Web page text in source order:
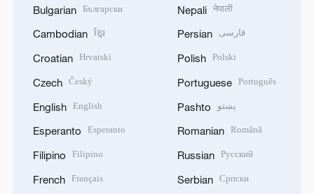
Bulgarian Български
Cambodian ខ្មែរ
Croatian Hrvatski
Czech Český
English English
Esperanto Esperanto
Filipino Filipino
French Français
Nepali नेपाली
Persian فارسی
Polish Polski
Portuguese Português
Pashto پښتو
Romanian Română
Russian Русский
Serbian Српски